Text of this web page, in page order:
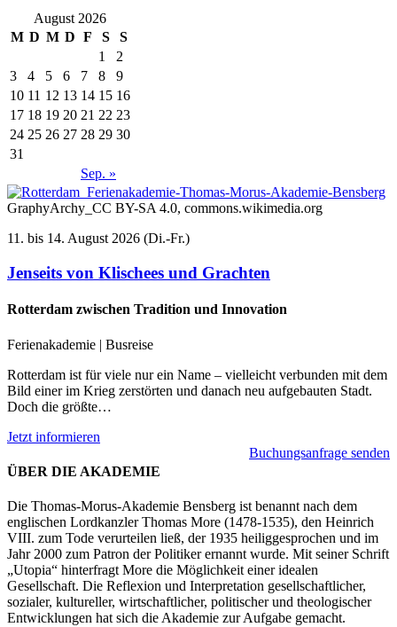
August 2026
M D M D F S S
Sep. »
1
2
3
4 5 6 7 8
9
10 11 12 13 14 15 16
17 18 19 20 21 22 23
24 25 26 27 28 29 30
31
GraphyArchy_CC BY-SA 4.0, commons.wikimedia.org
11. bis 14. August 2026 (Di.-Fr.)
Jenseits von Klischees und Grachten
Rotterdam zwischen Tradition und Innovation
Ferienakademie | Busreise
Rotterdam ist für viele nur ein Name – vielleicht verbunden mit dem
Bild einer im Krieg zerstörten und danach neu aufgebauten Stadt.
Doch die größte…
Jetzt informieren
Buchungsanfrage senden
ÜBER DIE AKADEMIE
Die Thomas-Morus-Akademie Bensberg ist benannt nach dem
englischen Lordkanzler Thomas More (1478-1535), den Heinrich
VIII. zum Tode verurteilen ließ, der 1935 heiliggesprochen und im
Jahr 2000 zum Patron der Politiker ernannt wurde. Mit seiner Schrift
„Utopia“ hinterfragt More die Möglichkeit einer idealen
Gesellschaft. Die Reflexion und Interpretation gesellschaftlicher,
sozialer, kultureller, wirtschaftlicher, politischer und theologischer
Entwicklungen hat sich die Akademie zur Aufgabe gemacht.